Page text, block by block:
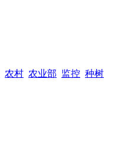
农村 农业部 监控 种树